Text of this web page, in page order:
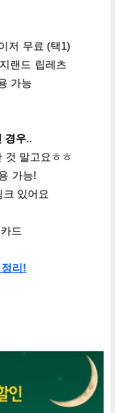
저 무료 (택1)
랜드 립레츠
가능
경우..
것 말고요ㅎㅎ
가능!
있어요
드
리!